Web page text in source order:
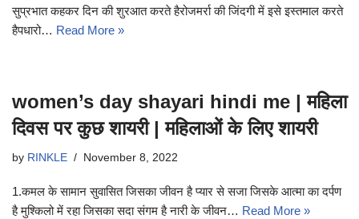
सुप्रभात कहकर दिन की शुरआत करते हैरोजमर्रा की जिंदगी में इसे इस्तमाल करते
हैपधारो… Read More »
women’s day shayari hindi me | महिला
दिवस पर कुछ शायरी | महिलाओं के लिए शायरी
by RINKLE November 8, 2022
1.कमल के सामान सुवासित जिसका जीवन है प्यार से सजा जिसके आत्मा का दर्पण
है मुश्किलो में रहा जिसका सदा संगम है नारी के जीवन… Read More »